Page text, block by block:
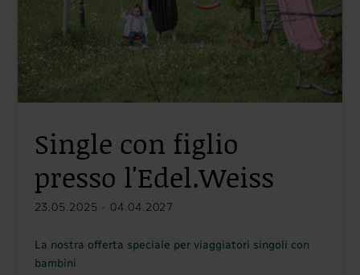
Single con figlio
presso l'Edel.Weiss
23.05.2025 - 04.04.2027
La nostra offerta speciale per viaggiatori singoli con
bambini